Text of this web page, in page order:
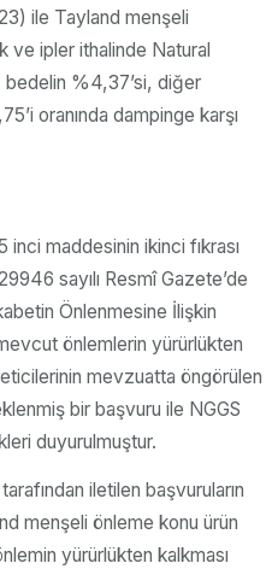
ile Tayland menşeli
ve ipler ithalinde Natural
bedelin %4,37’si, diğer
oranında dampinge karşı
inci maddesinin ikinci fıkrası
sayılı Resmî Gazete’de
Önlenmesine İlişkin
önlemlerin yürürlükten
mevzuatta öngörülen
bir başvuru ile NGGS
duyurulmuştur.
iletilen başvuruların
menşeli önleme konu ürün
yürürlükten kalkması